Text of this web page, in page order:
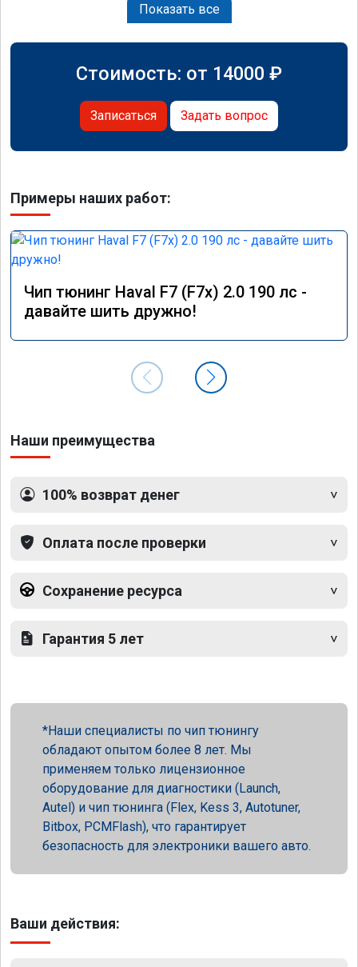
Показать все
Стоимость: от 14000 ₽
Записаться Задать вопрос
Примеры наших работ:
Чип тюнинг Haval F7 (F7x) 2.0 190 лс -
давайте шить дружно!
Наши преимущества
100% возврат денег
Оплата после проверки
Сохранение ресурса
Гарантия 5 лет
Наши специалисты по чип тюнингу
обладают опытом более 8 лет. Мы
применяем только лицензионное
оборудование для диагностики (Launch,
Autel) и чип тюнинга (Flex, Kess 3, Autotuner,
Bitbox, PCMFlash), что гарантирует
безопасность для электроники вашего авто.
Ваши действия: